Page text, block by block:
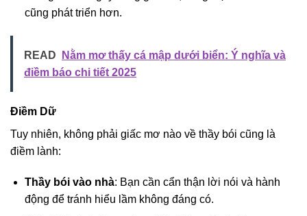
cũng phát triển hơn.
READ
Nằm mơ thấy cá mập dưới biển: Ý nghĩa và
điềm báo chi tiết 2025
Điềm Dữ
Tuy nhiên, không phải giấc mơ nào về thầy bói cũng là
điềm lành:
Thầy bói vào nhà: Bạn cần cẩn thận lời nói và hành
động để tránh hiểu lầm không đáng có.